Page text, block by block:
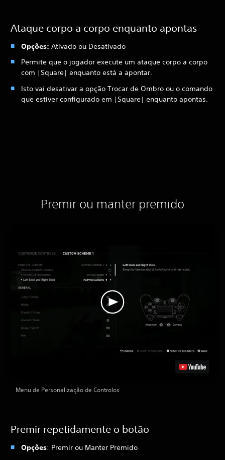
Ataque corpo a corpo enquanto apontas
Opções: Ativado ou Desativado
Permite que o jogador execute um ataque corpo a corpo
com |Square| enquanto está a apontar.
Isto vai desativar a opção Trocar de Ombro ou o comando
que estiver configurado em |Square| enquanto apontas.
Premir ou manter premido
Menu de Personalização de Controlos
Premir repetidamente o botão
Opções: Premir ou Manter Premido